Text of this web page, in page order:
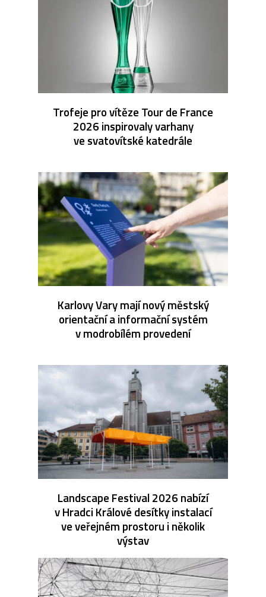
Trofeje pro vítěze Tour de France
2026 inspirovaly varhany
ve svatovítské katedrále
Karlovy Vary mají nový městský
orientační a informační systém
v modrobílém provedení
Landscape Festival 2026 nabízí
v Hradci Králové desítky instalací
ve veřejném prostoru i několik
výstav